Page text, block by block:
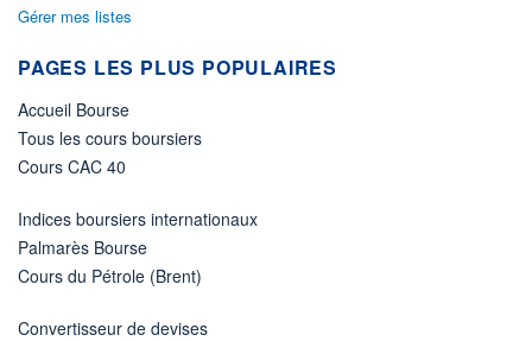
Gérer mes listes
PAGES LES PLUS POPULAIRES
Accueil Bourse
Tous les cours boursiers
Cours CAC 40
Indices boursiers internationaux
Palmarès Bourse
Cours du Pétrole (Brent)
Convertisseur de devises